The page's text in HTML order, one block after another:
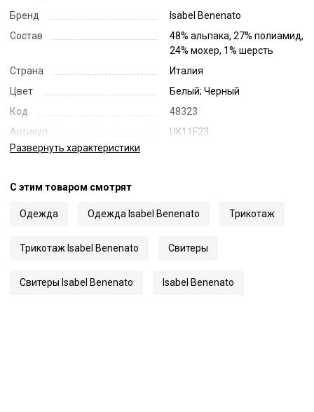
Бренд
Isabel Benenato
Состав
48% альпака, 27% полиамид,
24% мохер, 1% шерсть
Страна
Италия
Цвет
Белый; Черный
Код
48323
Артикул
UK11F23
Развернуть характеристики
С этим товаром смотрят
Одежда Одежда Isabel Benenato Трикотаж
Трикотаж Isabel Benenato Свитеры
Свитеры Isabel Benenato Isabel Benenato